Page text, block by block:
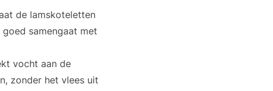
de lamskoteletten
samengaat met
vocht aan de
zonder het vlees uit